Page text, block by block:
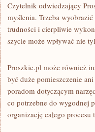
Czytelnik odwiedzający
myślenia. Trzeba
trudności i cierpliwie
szycie może wpływać nie
Proszkic.pl może również
być duże pomieszczenie
poradom dotyczącym
co potrzebne do wygodnej
organizację całego procesu